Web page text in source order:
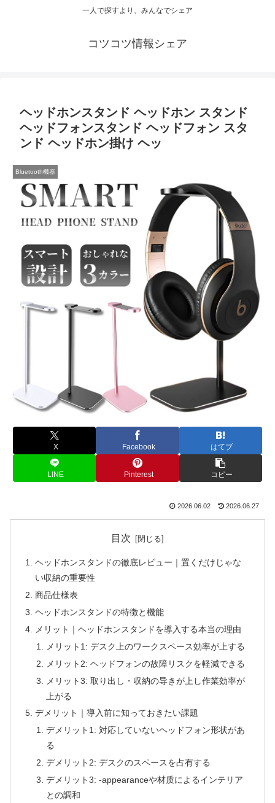
一人で探すより、みんなでシェア
コツコツ情報シェア
ヘッドホンスタンド ヘッドホン スタンド
ヘッドフォンスタンド ヘッドフォン スタ
ンド ヘッドホン掛け ヘッ
Bluetooth機器
X Facebook はてブ
LINE Pinterest コピー
2026.06.02 2026.06.27
目次
ヘッドホンスタンドの徹底レビュー｜置くだけじゃな
い収納の重要性
商品仕様表
ヘッドホンスタンドの特徴と機能
メリット｜ヘッドホンスタンドを導入する本当の理由
メリット1: デスク上のワークスペース効率が上する
メリット2: ヘッドフォンの故障リスクを軽減できる
メリット3: 取り出し・収納の导きが上し作業効率が
上がる
デメリット｜導入前に知っておきたい課題
デメリット1: 対応していないヘッドフォン形状があ
る
デメリット2: デスクのスペースを占有する
デメリット3: -appearanceや材质によるインテリア
との調和